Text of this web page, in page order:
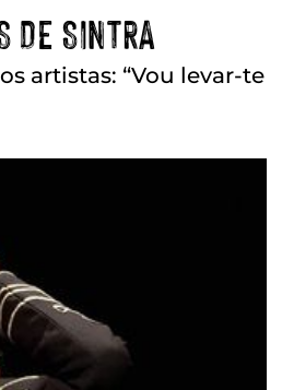
DE SINTRA
artistas: “Vou levar-te